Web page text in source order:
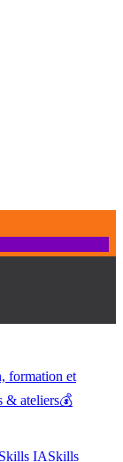
formation et
& ateliers💰
IASkills